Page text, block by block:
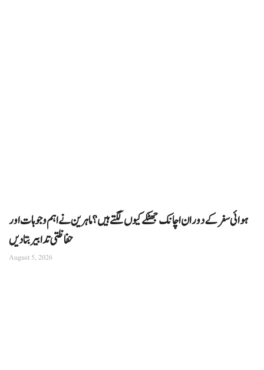
ہوائی سفر کے دوران اچانک جھٹکے کیوں لگتے ہیں؟ ماہرین نے اہم وجوہات اور
حفاظتی تدابیر بتا دیں
August 5, 2026